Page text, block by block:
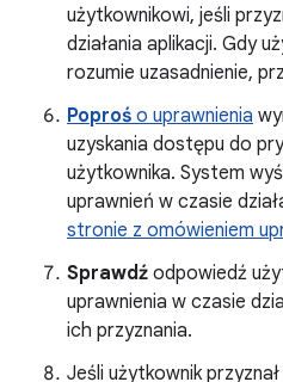
użytkownikowi, jeśli
działania aplikacji. Gdy
rozumie uzasadnienie,
Poproś o uprawnienia
uzyskania dostępu do
użytkownika. System
uprawnień w czasie
stronie z omówieniem
Sprawdź odpowiedź
uprawnienia w czasie
ich przyznania.
Jeśli użytkownik